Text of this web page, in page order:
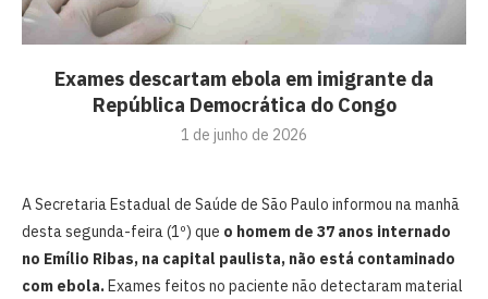
Exames descartam ebola em imigrante da
República Democrática do Congo
1 de junho de 2026
A Secretaria Estadual de Saúde de São Paulo informou na manhã
desta segunda-feira (1º) que o homem de 37 anos internado
no Emílio Ribas, na capital paulista, não está contaminado
com ebola.Exames feitos no paciente não detectaram material